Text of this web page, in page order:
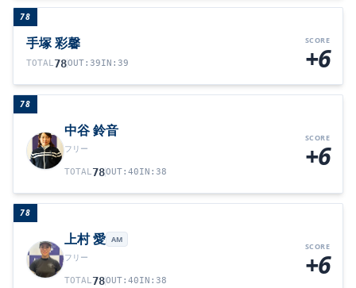
78
手塚 彩馨
TOTAL78OUT: 39IN : 39
SCORE
+6
78
中谷 鈴音
フリー
TOTAL78OUT: 40IN : 38
SCORE
+6
78
上村 愛 AM
フリー
TOTAL78OUT: 40IN : 38
SCORE
+6